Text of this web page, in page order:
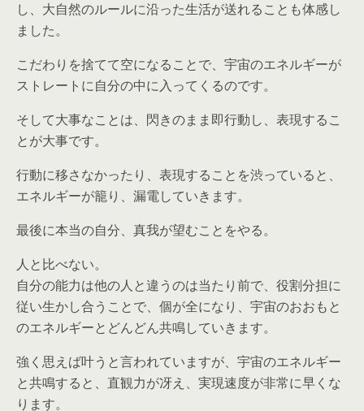
し、大自然のルールに沿った生活が送れることも体感し
ました。
こだわりを捨てて空になることで、宇宙のエネルギーが
ストレートに自分の中に入ってくるのです。
そして大事なことは、閃きのまま即行動し、表現するこ
とが大事です。
行動に移さなかったり、表現することを渋っていると、
エネルギーが籠り、漏電していきます。
最後に本当の自分、真我が望むことをやる。
人と比べない。
自分の能力は他の人と違うのは当たり前で、役割分担に
従い生かし合うことで、個が全になり、宇宙のおおもと
のエネルギーとどんどん共鳴していきます。
強く思えば叶うと言われていますが、宇宙のエネルギー
と共鳴すると、直観力が冴え、実現速度が非常に早くな
ります。